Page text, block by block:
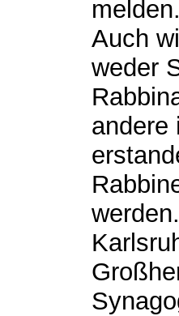
Auch
weder
andere
werden.